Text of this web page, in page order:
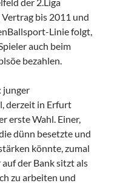
der 2.Liga
bis 2011 und
Linie folgt,
auch beim
bezahlen.
junger
derzeit in Erfurt
erste Wahl. Einer,
dünn besetzte und
könnte, zumal
der Bank sitzt als
zu arbeiten und